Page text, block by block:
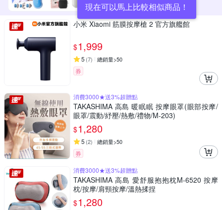
現在可以馬上比較相似商品！
小米 Xiaomi 筋膜按摩槍 2 官方旗艦館
$1,999
5 (7) 總銷量>50
券
消費3000★送3%超贈點
TAKASHIMA 高島 暖眠眠 按摩眼罩(眼部按摩/
眼罩/震動/紓壓/熱敷/禮物/M-203)
$1,280
5 (2) 總銷量>50
券
消費3000★送3%超贈點
TAKASHIMA 高島 愛舒服抱抱枕M-6520 按摩
枕/按摩/肩頸按摩/溫熱揉捏
$1,280